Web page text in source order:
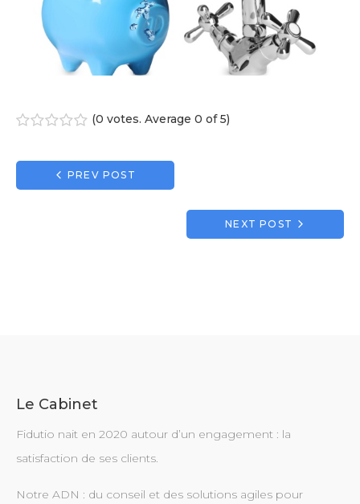
(0 votes. Average 0 of 5)
Navigation
de
PREV POST
NEXT POST
Le Cabinet
Fidutio nait en 2020 autour d’un engagement : la
satisfaction de ses clients.
Notre ADN : du conseil et des solutions agiles pour